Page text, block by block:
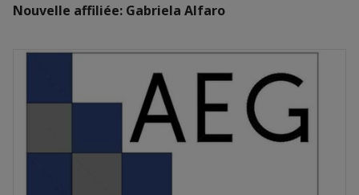
Nouvelle affiliée: Gabriela Alfaro